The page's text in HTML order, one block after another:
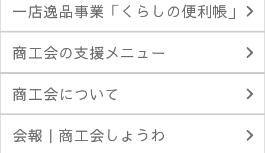
一店逸品事業「くらしの便利帳」
商工会の支援メニュー
商工会について
会報｜商工会しょうわ